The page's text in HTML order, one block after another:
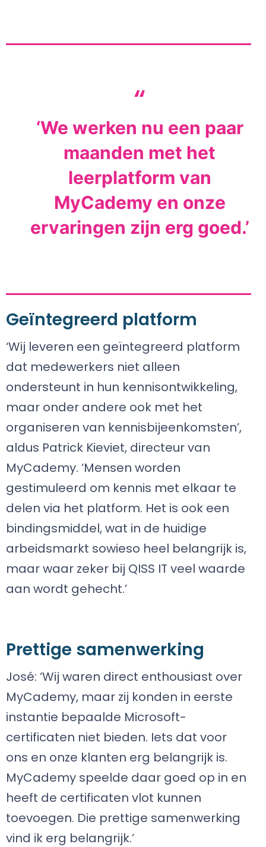
‘We werken nu een paar
maanden met het
leerplatform van
MyCademy en onze
ervaringen zijn erg goed.’
Geïntegreerd platform
‘Wij leveren een geïntegreerd platform
dat medewerkers niet alleen
ondersteunt in hun kennisontwikkeling,
maar onder andere ook met het
organiseren van kennisbijeenkomsten’,
aldus Patrick Kieviet, directeur van
MyCademy. ‘Mensen worden
gestimuleerd om kennis met elkaar te
delen via het platform. Het is ook een
bindingsmiddel, wat in de huidige
arbeidsmarkt sowieso heel belangrijk is,
maar waar zeker bij QISS IT veel waarde
aan wordt gehecht.’
Prettige samenwerking
José: ‘Wij waren direct enthousiast over
MyCademy, maar zij konden in eerste
instantie bepaalde Microsoft-
certificaten niet bieden. Iets dat voor
ons en onze klanten erg belangrijk is.
MyCademy speelde daar goed op in en
heeft de certificaten vlot kunnen
toevoegen. Die prettige samenwerking
vind ik erg belangrijk.’